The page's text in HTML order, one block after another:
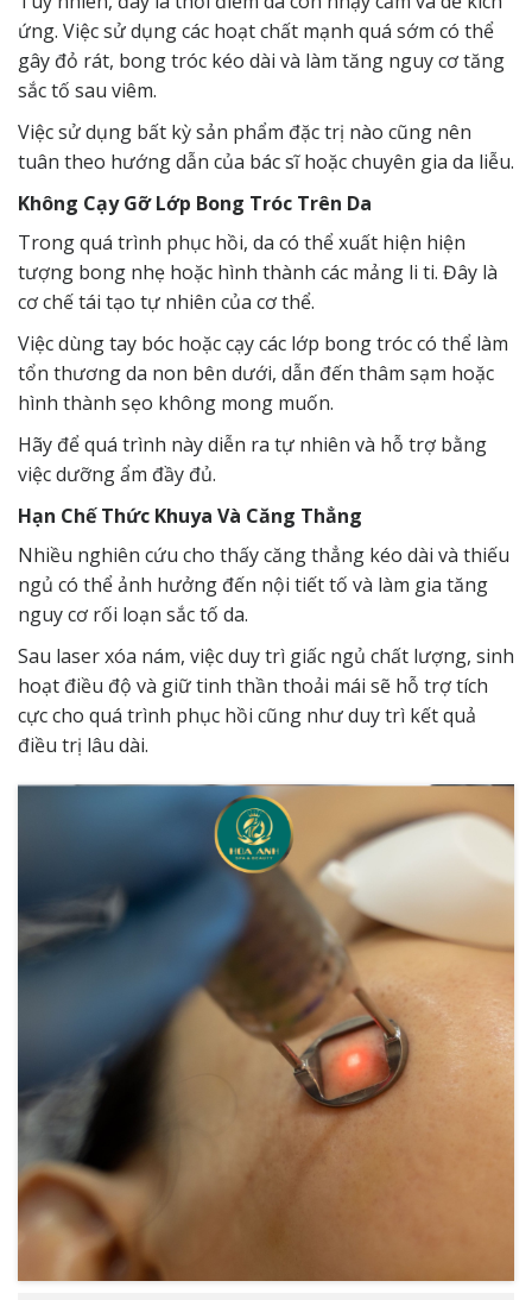
ứng. Việc sử dụng các hoạt chất mạnh quá sớm có thể
gây đỏ rát, bong tróc kéo dài và làm tăng nguy cơ tăng
sắc tố sau viêm.
Việc sử dụng bất kỳ sản phẩm đặc trị nào cũng nên
tuân theo hướng dẫn của bác sĩ hoặc chuyên gia da liễu.
Không Cạy Gỡ Lớp Bong Tróc Trên Da
Trong quá trình phục hồi, da có thể xuất hiện hiện
tượng bong nhẹ hoặc hình thành các mảng li ti. Đây là
cơ chế tái tạo tự nhiên của cơ thể.
Việc dùng tay bóc hoặc cạy các lớp bong tróc có thể làm
tổn thương da non bên dưới, dẫn đến thâm sạm hoặc
hình thành sẹo không mong muốn.
Hãy để quá trình này diễn ra tự nhiên và hỗ trợ bằng
việc dưỡng ẩm đầy đủ.
Hạn Chế Thức Khuya Và Căng Thẳng
Nhiều nghiên cứu cho thấy căng thẳng kéo dài và thiếu
ngủ có thể ảnh hưởng đến nội tiết tố và làm gia tăng
nguy cơ rối loạn sắc tố da.
Sau laser xóa nám, việc duy trì giấc ngủ chất lượng, sinh
hoạt điều độ và giữ tinh thần thoải mái sẽ hỗ trợ tích
cực cho quá trình phục hồi cũng như duy trì kết quả
điều trị lâu dài.